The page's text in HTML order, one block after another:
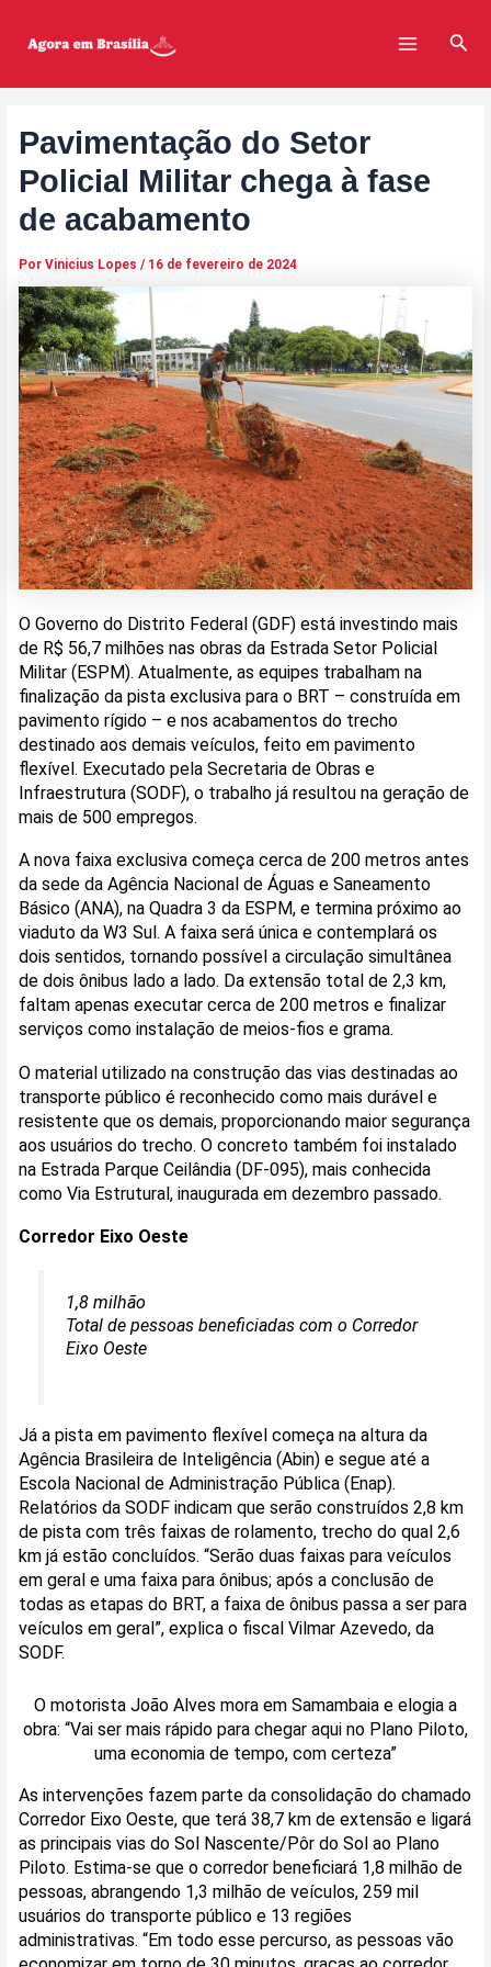
Menu
Pavimentação do Setor
Policial Militar chega à fase
de acabamento
Por Vinicius Lopes / 16 de fevereiro de 2024
O Governo do Distrito Federal (GDF) está investindo mais
de R$ 56,7 milhões nas obras da Estrada Setor Policial
Militar (ESPM). Atualmente, as equipes trabalham na
finalização da pista exclusiva para o BRT – construída em
pavimento rígido – e nos acabamentos do trecho
destinado aos demais veículos, feito em pavimento
flexível. Executado pela Secretaria de Obras e
Infraestrutura (SODF), o trabalho já resultou na geração de
mais de 500 empregos.
A nova faixa exclusiva começa cerca de 200 metros antes
da sede da Agência Nacional de Águas e Saneamento
Básico (ANA), na Quadra 3 da ESPM, e termina próximo ao
viaduto da W3 Sul. A faixa será única e contemplará os
dois sentidos, tornando possível a circulação simultânea
de dois ônibus lado a lado. Da extensão total de 2,3 km,
faltam apenas executar cerca de 200 metros e finalizar
serviços como instalação de meios-fios e grama.
O material utilizado na construção das vias destinadas ao
transporte público é reconhecido como mais durável e
resistente que os demais, proporcionando maior segurança
aos usuários do trecho. O concreto também foi instalado
na Estrada Parque Ceilândia (DF-095), mais conhecida
como Via Estrutural, inaugurada em dezembro passado.
Corredor Eixo Oeste
1,8 milhão
Total de pessoas beneficiadas com o Corredor
Eixo Oeste
Já a pista em pavimento flexível começa na altura da
Agência Brasileira de Inteligência (Abin) e segue até a
Escola Nacional de Administração Pública (Enap).
Relatórios da SODF indicam que serão construídos 2,8 km
de pista com três faixas de rolamento, trecho do qual 2,6
km já estão concluídos. “Serão duas faixas para veículos
em geral e uma faixa para ônibus; após a conclusão de
todas as etapas do BRT, a faixa de ônibus passa a ser para
veículos em geral”, explica o fiscal Vilmar Azevedo, da
SODF.
O motorista João Alves mora em Samambaia e elogia a
obra: “Vai ser mais rápido para chegar aqui no Plano Piloto,
uma economia de tempo, com certeza”
As intervenções fazem parte da consolidação do chamado
Corredor Eixo Oeste, que terá 38,7 km de extensão e ligará
as principais vias do Sol Nascente/Pôr do Sol ao Plano
Piloto. Estima-se que o corredor beneficiará 1,8 milhão de
pessoas, abrangendo 1,3 milhão de veículos, 259 mil
usuários do transporte público e 13 regiões
administrativas. “Em todo esse percurso, as pessoas vão